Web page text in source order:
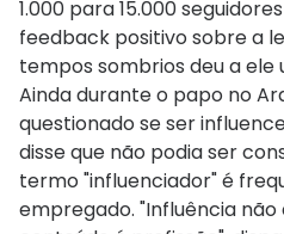
1.000 para 15.000
feedback positivo sobre a
tempos sombrios deu a ele
Ainda durante o papo no
questionado se ser
disse que não podia ser
termo "influenciador" é
empregado. "Influência